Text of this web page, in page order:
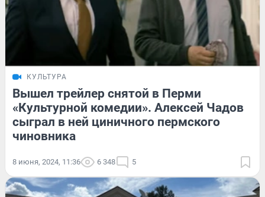
КУЛЬТУРА
Вышел трейлер снятой в Перми
«Культурной комедии». Алексей Чадов
сыграл в ней циничного пермского
чиновника
8 июня, 2024, 11:36 6 348 5